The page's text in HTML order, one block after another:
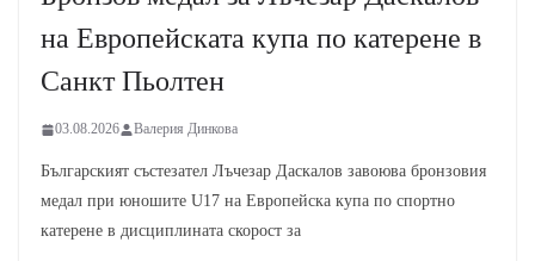
на Европейската купа по катерене в
Санкт Пьолтен
03.08.2026 Валерия Динкова
Българският състезател Лъчезар Даскалов завоюва бронзовия
медал при юношите U17 на Европейска купа по спортно
катерене в дисциплината скорост за